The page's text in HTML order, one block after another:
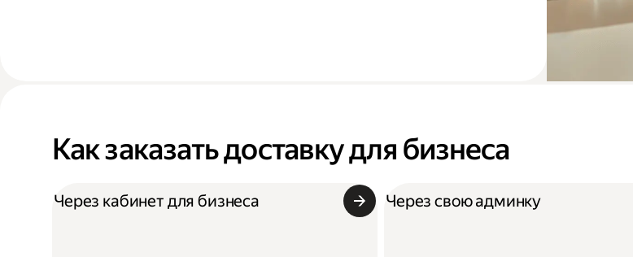
Как заказать доставку для бизнеса
Через кабинет для бизнеса Через свою админку